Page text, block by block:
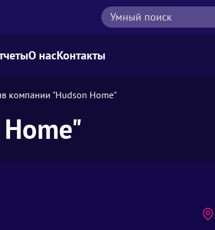
Умный поиск
О насКонтакты
компании "Hudson Home"